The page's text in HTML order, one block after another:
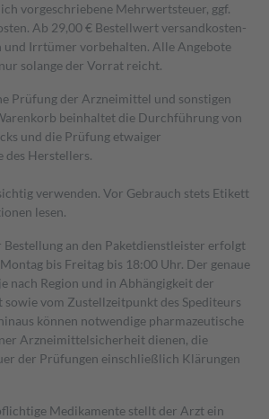
vorgeschriebene Mehrwertsteuer, ggf.
Ab 29,00 € Bestell­wert versand­kosten­
und Irrtümer vorbehalten. Alle Angebote
solange der Vorrat reicht.
Prüfung der Arzneimittel und sonstigen
beinhaltet die Durchführung von
und die Prüfung etwaiger
des Herstellers.
verwenden. Vor Gebrauch stets Etikett
lesen.
Bestellung an den Paketdienstleister erfolgt
bis Freitag bis 18:00 Uhr. Der genaue
nach Region und in Abhängigkeit der
vom Zustellzeitpunkt des Spediteurs
können notwendige pharmazeutische
Arzneimittelsicherheit dienen, die
der Prüfungen einschließlich Klärungen
Medikamente stellt der Arzt ein